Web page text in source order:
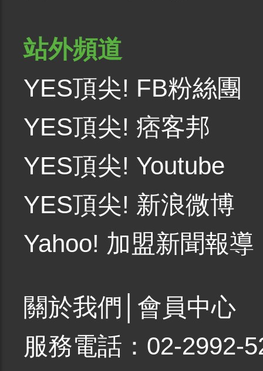
站外頻道
YES頂尖! FB粉絲團
YES頂尖! 痞客邦
YES頂尖! Youtube
YES頂尖! 新浪微博
Yahoo! 加盟新聞報導
關於我們
會員中心
服務電話：02-2992-